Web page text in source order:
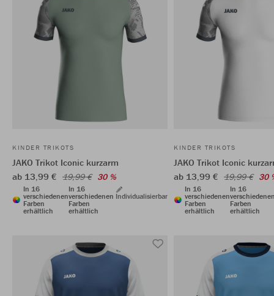
KINDER TRIKOTS
JAKO Trikot Iconic kurzarm
ab 13,99 € 19,99 € 30 %
In 16
verschiedenen
Farben
erhältlich
In 16
verschiedenen
Farben
erhältlich
Individualisierbar
KINDER TRIKOTS
JAKO Trikot Iconic
ab 13,99 € 19,99 € 30
In 16
verschiedenen
Farben
erhältlich
In 16
Farben
erhältlich